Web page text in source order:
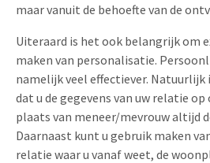
maar vanuit de behoefte van de
Uiteraard is het ook belangrijk om
maken van personalisatie.
namelijk veel effectiever. Natuurlijk
dat u de gegevens van uw relatie
plaats van meneer/mevrouw altijd
Daarnaast kunt u gebruik maken
relatie waar u vanaf weet, de